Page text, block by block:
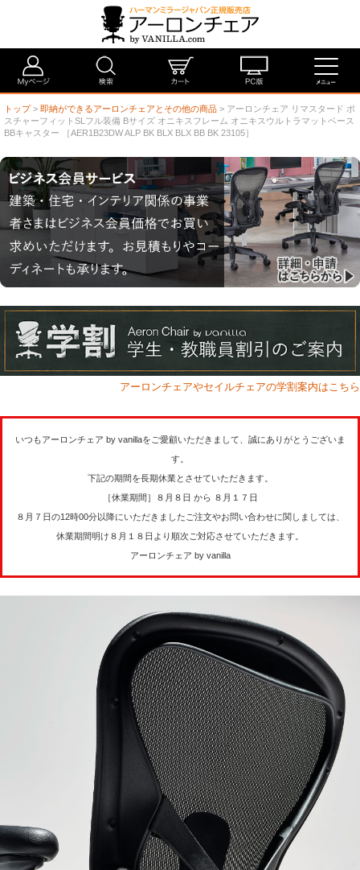
トップ> 即納ができるアーロンチェアとその他の商品 > アーロンチェア リマスタード ポ
スチャーフィットSLフル装備 Bサイズ オニキスフレーム オニキスウルトラマットベース
BBキャスター ［AER1B23DW ALP BK BLX BLX BB BK 23105］
アーロンチェアやセイルチェアの学割案内はこちら
いつもアーロンチェア by vanillaをご愛顧いただきまして、誠にありがとうございま
す。
下記の期間を長期休業とさせていただきます。
［休業期間］８月８日 から ８月１７日
８月７日の12時00分以降にいただきましたご注文やお問い合わせに関しましては、
休業期間明け８月１８日より順次ご対応させていただきます。
アーロンチェア by vanilla